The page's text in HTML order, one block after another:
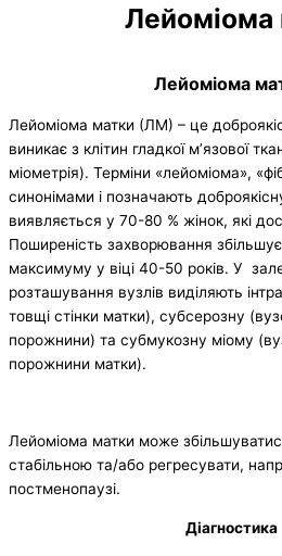
Лейоміома
Лейоміома
Лейоміома матки (ЛМ) – це
виникає з клітин гладкої м’язової
міометрія). Терміни «лейоміома»,
синонімами і позначають
виявляється у 70-80 % жінок, які
Поширеність захворювання
максимуму у віці 40-50 років. У
розташування вузлів виділяють
товщі стінки матки), субсерозну
порожнини) та субмукозну міому
порожнини матки).
Лейоміома матки може
стабільною та/або регресувати,
постменопаузі.
Діагностика